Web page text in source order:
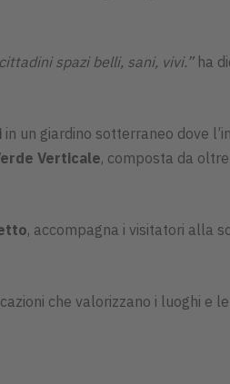
spazi belli, sani, vivi.”ha
in un giardino sotterraneo dove
Verticale, composta da oltre
, accompagna i visitatori alla
che valorizzano i luoghi e